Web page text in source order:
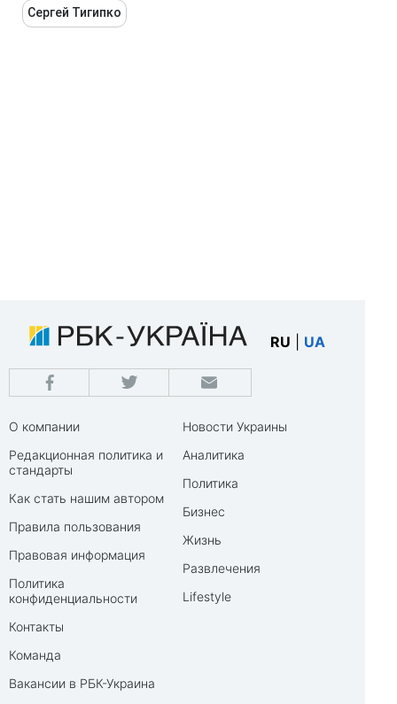
Сергей Тигипко
RU UA
О компании
Редакционная политика и
стандарты
Как стать нашим автором
Правила пользования
Правовая информация
Политика
конфиденциальности
Контакты
Команда
Вакансии в РБК-Украина
Новости Украины
Аналитика
Политика
Бизнес
Жизнь
Развлечения
Lifestyle